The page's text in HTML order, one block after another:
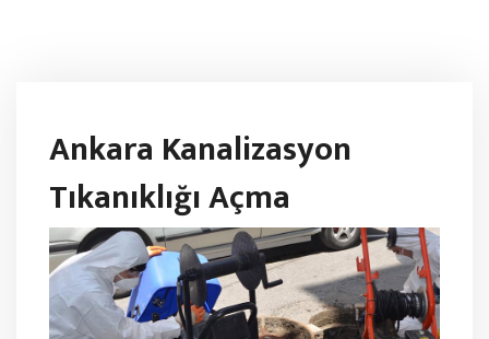
Ankara Kanalizasyon
Tıkanıklığı Açma